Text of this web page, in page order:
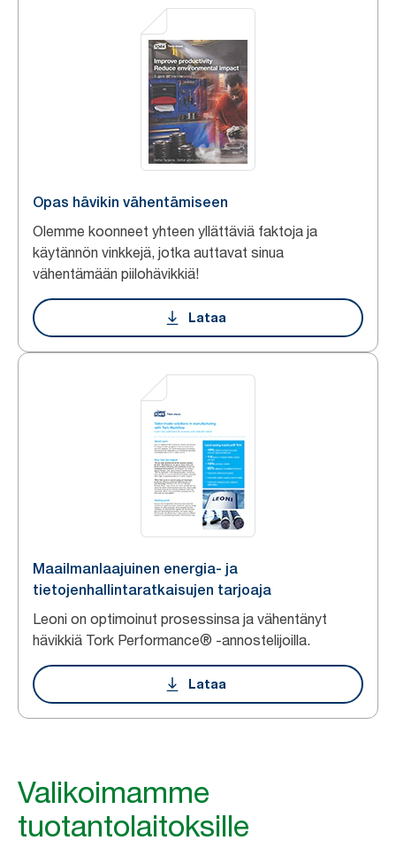
Opas hävikin vähentämiseen
Olemme koonneet yhteen yllättäviä faktoja ja
käytännön vinkkejä, jotka auttavat sinua
vähentämään piilohävikkiä!
Lataa
Maailmanlaajuinen energia- ja
tietojenhallintaratkaisujen tarjoaja
Leoni on optimoinut prosessinsa ja vähentänyt
hävikkiä Tork Performance® -annostelijoilla.
Lataa
Valikoimamme
tuotantolaitoksille